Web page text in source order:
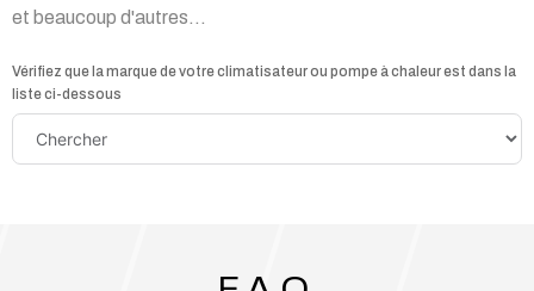
et beaucoup d'autres...
Vérifiez que la marque de votre climatisateur ou pompe à chaleur est dans la
liste ci-dessous